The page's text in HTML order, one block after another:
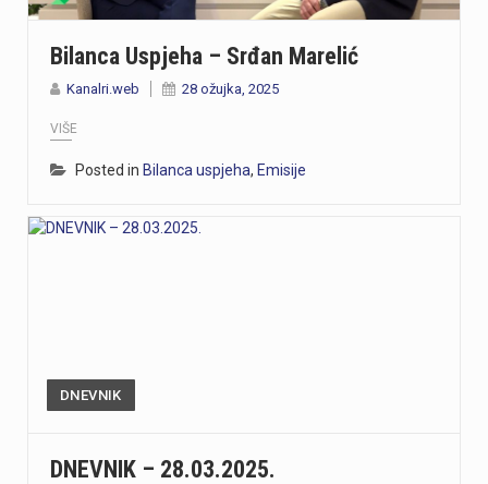
Bilanca Uspjeha – Srđan Marelić
Kanalri.web 28 ožujka, 2025
VIŠE
Posted in Bilanca uspjeha, Emisije
DNEVNIK
DNEVNIK – 28.03.2025.